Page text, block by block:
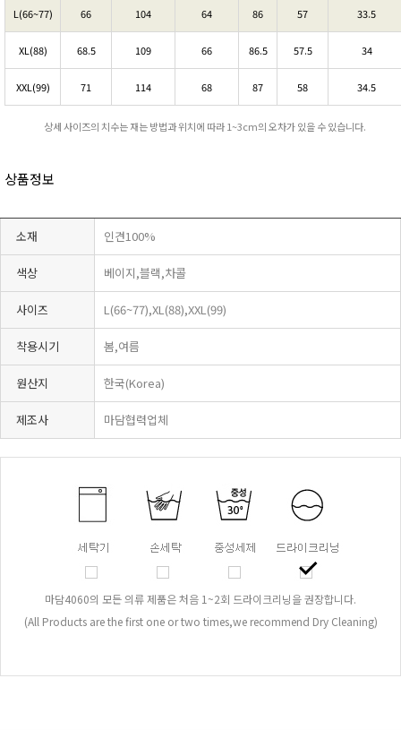
L(66~77) 66 104 64 86 57 33.5
XL(88) 68.5 109 66 86.5 57.5 34
XXL(99) 71 114 68 87 58 34.5
상세 사이즈의 치수는 재는 방법과 위치에 따라 1~3cm의 오차가 있을 수 있습니다.
상품정보
소재 인견100%
색상 베이지,블랙,차콜
사이즈 L(66~77),XL(88),XXL(99)
착용시기 봄,여름
원산지 한국(Korea)
제조사 마담협력업체
마담4060의 모든 의류 제품은 처음 1~2회 드라이크리닝을 권장합니다.
(All Products are the first one or two times,we recommend Dry Cleaning)